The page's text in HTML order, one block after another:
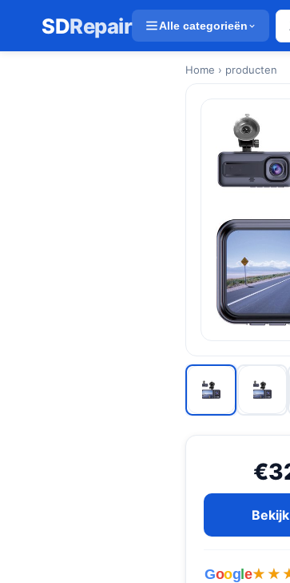
SDRepair Alle categorieën
Home › producten
Google